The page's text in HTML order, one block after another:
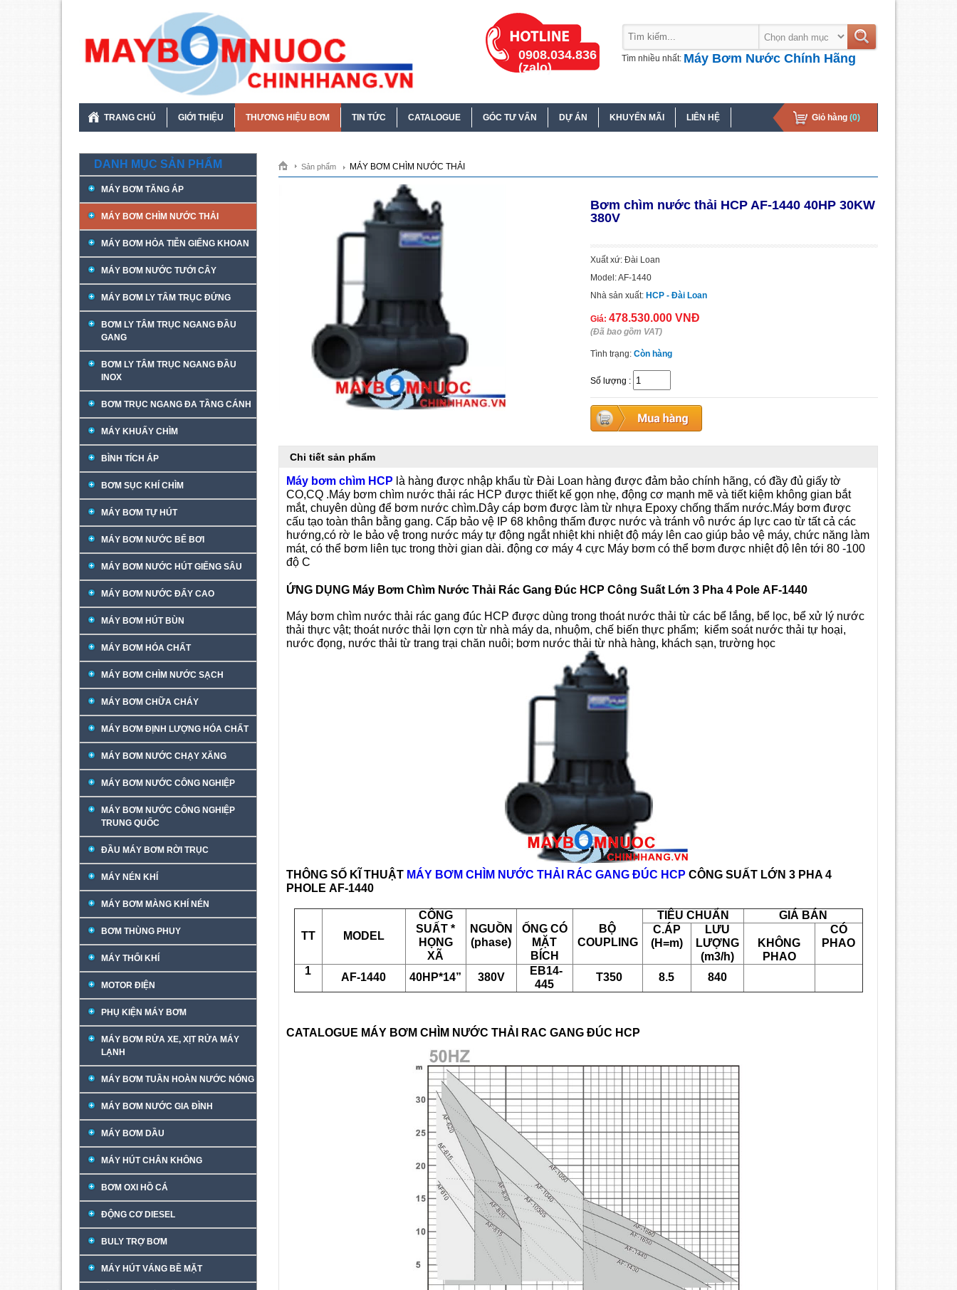
Tìm nhiều nhất: Máy Bơm Nước Chính Hãng
0908.034.836
(zalo)
TRANG CHỦ GIỚI THIỆU THƯƠNG HIỆU BƠM TIN TỨC CATALOGUE GÓC TƯ VẤN DỰ ÁN KHUYẾN MÃI LIÊN HỆ Giỏ hàng (0)
DANH MỤC SẢN PHẨM
MÁY BƠM TĂNG ÁP
MÁY BƠM CHÌM NƯỚC THẢI
MÁY BƠM HỎA TIỄN GIẾNG KHOAN
MÁY BƠM NƯỚC TƯỚI CÂY
MÁY BƠM LY TÂM TRỤC ĐỨNG
BƠM LY TÂM TRỤC NGANG ĐẦU
GANG
BƠM LY TÂM TRỤC NGANG ĐẦU
INOX
BƠM TRỤC NGANG ĐA TẦNG CÁNH
MÁY KHUẤY CHÌM
BÌNH TÍCH ÁP
BƠM SỤC KHÍ CHÌM
MÁY BƠM TỰ HÚT
MÁY BƠM NƯỚC BỂ BƠI
MÁY BƠM NƯỚC HÚT GIẾNG SÂU
MÁY BƠM NƯỚC ĐẨY CAO
MÁY BƠM HÚT BÙN
MÁY BƠM HÓA CHẤT
MÁY BƠM CHÌM NƯỚC SẠCH
MÁY BƠM CHỮA CHÁY
MÁY BƠM ĐỊNH LƯỢNG HÓA CHẤT
MÁY BƠM NƯỚC CHẠY XĂNG
MÁY BƠM NƯỚC CÔNG NGHIỆP
MÁY BƠM NƯỚC CÔNG NGHIỆP
TRUNG QUỐC
ĐẦU MÁY BƠM RỜI TRỤC
MÁY NÉN KHÍ
MÁY BƠM MÀNG KHÍ NÉN
BƠM THÙNG PHUY
MÁY THỔI KHÍ
MOTOR ĐIỆN
PHỤ KIỆN MÁY BƠM
MÁY BƠM RỬA XE, XỊT RỬA MÁY
LẠNH
MÁY BƠM TUẦN HOÀN NƯỚC NÓNG
MÁY BƠM NƯỚC GIA ĐÌNH
MÁY BƠM DẦU
MÁY HÚT CHÂN KHÔNG
BƠM OXI HỒ CÁ
ĐỘNG CƠ DIESEL
BULY TRỢ BƠM
MÁY HÚT VÁNG BỀ MẶT
Sản phẩm MÁY BƠM CHÌM NƯỚC THẢI
Bơm chìm nước thải HCP AF-1440 40HP 30KW
380V
Xuất xứ: Đài Loan
Model: AF-1440
Nhà sản xuất: HCP - Đài Loan
Giá: 478.530.000 VNĐ
(Đã bao gồm VAT)
Tình trạng: Còn hàng
Số lượng :
Chi tiết sản phẩm
Máy bơm chìm HCP là hàng được nhập khẩu từ Đài Loan hàng được đảm bảo chính hãng, có đầy đủ giấy tờ
CO,CQ .Máy bơm chìm nước thải rác HCP được thiết kế gọn nhẹ, động cơ mạnh mẽ và tiết kiệm không gian bắt
mắt, chuyên dùng để bơm nước chìm.Dây cáp bơm được làm từ nhựa Epoxy chống thấm nước.Máy bơm được
cấu tạo toàn thân bằng gang. Cấp bảo vệ IP 68 không thấm được nước và tránh vô nước áp lực cao từ tất cả các
hướng,có rờ le bảo vệ trong nước máy tự động ngắt nhiệt khi nhiệt độ máy lên cao giúp bảo vệ máy, chức năng làm
mát, có thể bơm liên tục trong thời gian dài. động cơ máy 4 cực Máy bơm có thể bơm được nhiệt độ lên tới 80 -100
độ C
ỨNG DỤNG Máy Bơm Chìm Nước Thải Rác Gang Đúc HCP Công Suất Lớn 3 Pha 4 Pole AF-1440
Máy bơm chìm nước thải rác gang đúc HCP được dùng trong thoát nước thải từ các bể lắng, bể lọc, bể xử lý nước
thải thực vật; thoát nước thải lợn cợn từ nhà máy da, nhuộm, chế biến thực phẩm; kiểm soát nước thải tự hoại,
nước đọng, nước thải từ trang trại chăn nuôi; bơm nước thải từ nhà hàng, khách sạn, trường học
THÔNG SỐ KĨ THUẬT MÁY BƠM CHÌM NƯỚC THẢI RÁC GANG ĐÚC HCP CÔNG SUẤT LỚN 3 PHA 4
PHOLE AF-1440
TT MODEL
CÔNG
SUẤT *
HỌNG
XÃ
NGUỒN
(phase)
ỐNG CÓ
MẶT
BÍCH
BỘ
COUPLING
TIÊU CHUẨN
GIÁ BÁN
C.ÁP
(H=m)
LƯU
LƯỢNG
(m3/h)
KHÔNG
PHAO
CÓ
PHAO
1
AF-1440 40HP*14” 380V
EB14-
445
T350 8.5 840
CATALOGUE MÁY BƠM CHÌM NƯỚC THẢI RAC GANG ĐÚC HCP